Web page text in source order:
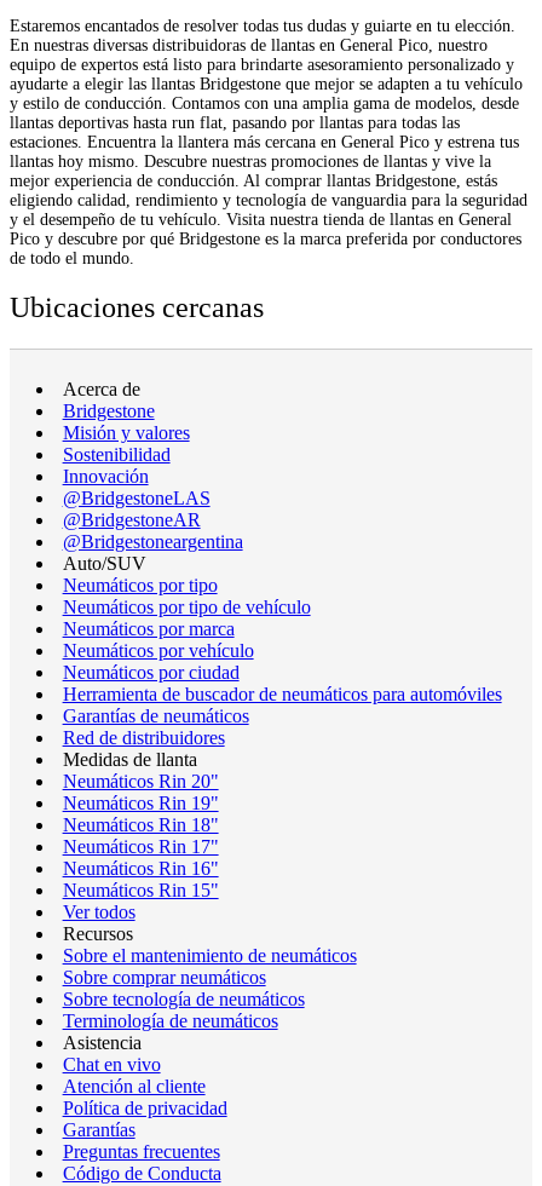
Estaremos encantados de resolver todas tus dudas y guiarte en tu elección.
En nuestras diversas distribuidoras de llantas en General Pico, nuestro
equipo de expertos está listo para brindarte asesoramiento personalizado y
ayudarte a elegir las llantas Bridgestone que mejor se adapten a tu vehículo
y estilo de conducción. Contamos con una amplia gama de modelos, desde
llantas deportivas hasta run flat, pasando por llantas para todas las
estaciones. Encuentra la llantera más cercana en General Pico y estrena tus
llantas hoy mismo. Descubre nuestras promociones de llantas y vive la
mejor experiencia de conducción. Al comprar llantas Bridgestone, estás
eligiendo calidad, rendimiento y tecnología de vanguardia para la seguridad
y el desempeño de tu vehículo. Visita nuestra tienda de llantas en General
Pico y descubre por qué Bridgestone es la marca preferida por conductores
de todo el mundo.
Ubicaciones cercanas
Acerca de
Bridgestone
Misión y valores
Sostenibilidad
Innovación
@BridgestoneLAS
@BridgestoneAR
@Bridgestoneargentina
Auto/SUV
Neumáticos por tipo
Neumáticos por tipo de vehículo
Neumáticos por marca
Neumáticos por vehículo
Neumáticos por ciudad
Herramienta de buscador de neumáticos para automóviles
Garantías de neumáticos
Red de distribuidores
Medidas de llanta
Neumáticos Rin 20"
Neumáticos Rin 19"
Neumáticos Rin 18"
Neumáticos Rin 17"
Neumáticos Rin 16"
Neumáticos Rin 15"
Ver todos
Recursos
Sobre el mantenimiento de neumáticos
Sobre comprar neumáticos
Sobre tecnología de neumáticos
Terminología de neumáticos
Asistencia
Chat en vivo
Atención al cliente
Política de privacidad
Garantías
Preguntas frecuentes
Código de Conducta